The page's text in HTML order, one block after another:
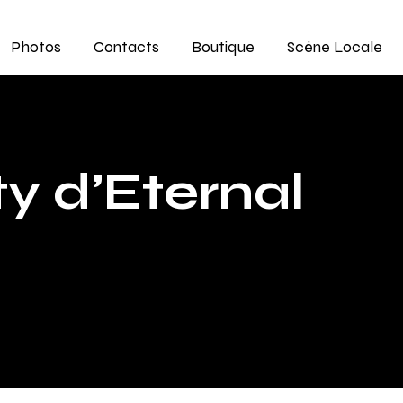
Photos Contacts Boutique Scène Locale
d’Eternal